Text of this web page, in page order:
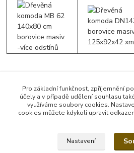
Zboží zařazeno v kategoriích
Pro základní funkčnost, zpříjemnění
účely a v případě udělení souhlasu
využíváme soubory cookies.
cookies můžete kdykoli upravit
Nastavení